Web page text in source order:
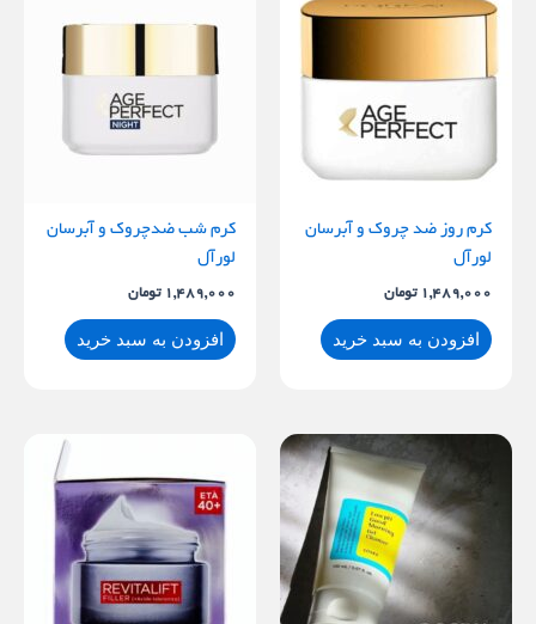
کرم روز ضد چروک و آبرسان
لورآل
1,489,000 تومان
افزودن به سبد خرید
کرم شب ضدچروک و آبرسان
لورآل
1,489,000 تومان
افزودن به سبد خرید